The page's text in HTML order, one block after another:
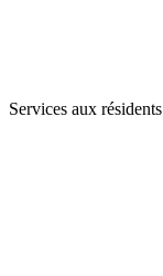
Services aux résidents